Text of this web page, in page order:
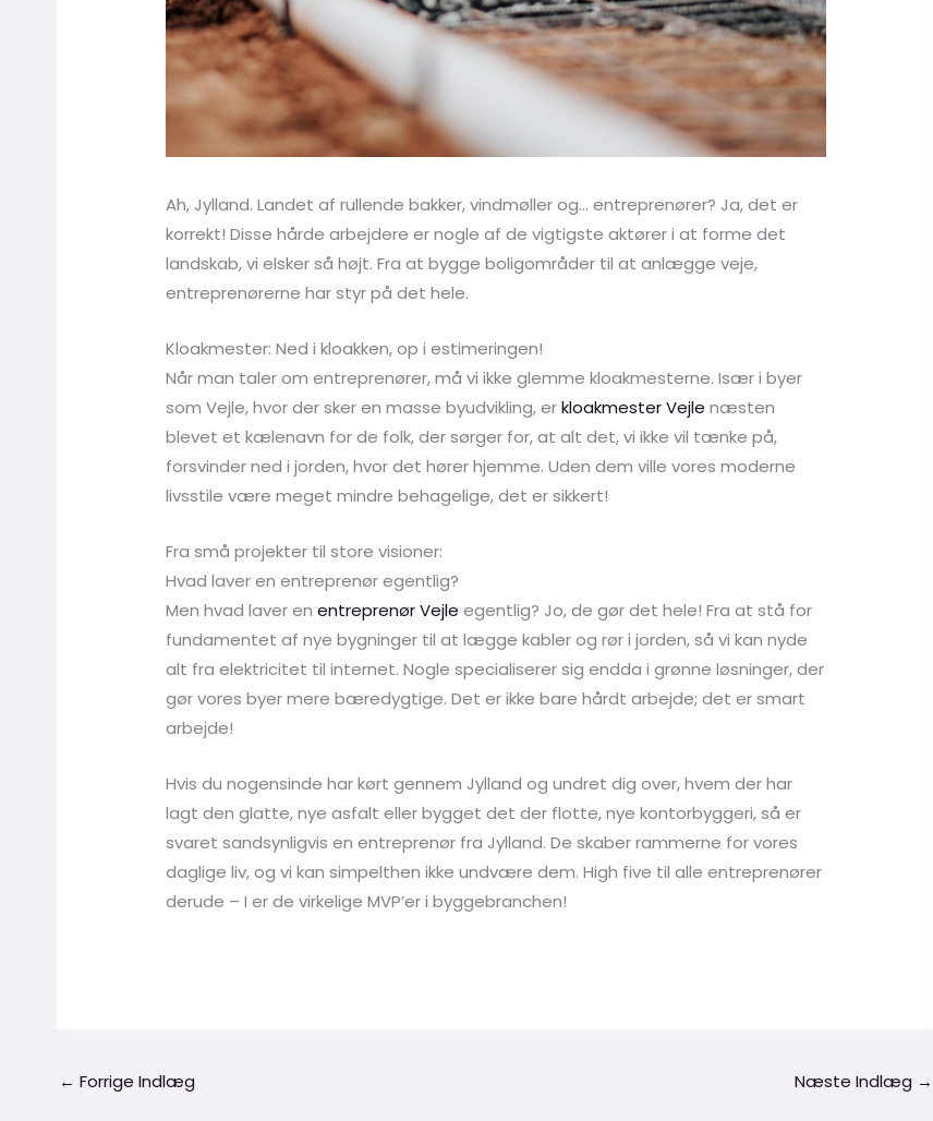
Ah, Jylland. Landet af rullende bakker, vindmøller og… entreprenører? Ja, det er
korrekt! Disse hårde arbejdere er nogle af de vigtigste aktører i at forme det
landskab, vi elsker så højt. Fra at bygge boligområder til at anlægge veje,
entreprenørerne har styr på det hele.
Kloakmester: Ned i kloakken, op i estimeringen!
Når man taler om entreprenører, må vi ikke glemme kloakmesterne. Især i byer
som Vejle, hvor der sker en masse byudvikling, erkloakmester Vejle næsten
blevet et kælenavn for de folk, der sørger for, at alt det, vi ikke vil tænke på,
forsvinder ned i jorden, hvor det hører hjemme. Uden dem ville vores moderne
livsstile være meget mindre behagelige, det er sikkert!
Fra små projekter til store visioner:
Hvad laver en entreprenør egentlig?
Men hvad laver enentreprenør Vejle egentlig? Jo, de gør det hele! Fra at stå for
fundamentet af nye bygninger til at lægge kabler og rør i jorden, så vi kan nyde
alt fra elektricitet til internet. Nogle specialiserer sig endda i grønne løsninger, der
gør vores byer mere bæredygtige. Det er ikke bare hårdt arbejde; det er smart
arbejde!
Hvis du nogensinde har kørt gennem Jylland og undret dig over, hvem der har
lagt den glatte, nye asfalt eller bygget det der flotte, nye kontorbyggeri, så er
svaret sandsynligvis en entreprenør fra Jylland. De skaber rammerne for vores
daglige liv, og vi kan simpelthen ikke undvære dem. High five til alle entreprenører
derude – I er de virkelige MVP’er i byggebranchen!
← Forrige Indlæg Næste Indlæg →